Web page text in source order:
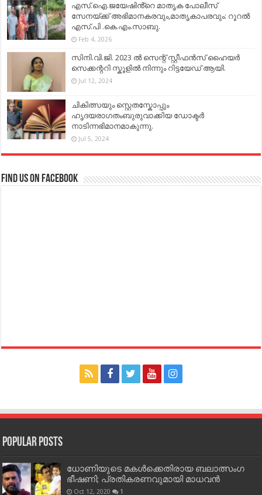
എസ്.ഐ.ജയേഷിൻ്റെ മാതൃക പോലീസ്
സേനയ്ക്ക് അഭിമാനകരവും,മാതൃകാപരവും: റൂറൽ
എസ്.പി .കെ.എം.സാബു.
Feb 4, 2026
സിനി.വി.ജി. 2023 ൽ സെന്റ് സ്റ്റീഫൻസ് ഹൈയർ
സെക്കന്ററി സ്കൂളിൽ നിന്നും റിട്ടയേഡ് ആയി.
Jul 12, 2024
ചികിത്സയും സ്റ്റെതസ്കോപ്പും
ഹൃദയരാഗതംബുരുവാക്കിയ ഡോക്ടർ
നാടിന്നഭിമാനമാകുന്നു.
Jul 5, 2024
Find us on Facebook
Popular Posts
ധോണിയുടെ മകള്‍ക്കെതിരായ ബലാത്സംഗ
ഭീഷണി; പ്രതികരണവുമായി മാധവന്‍
Oct 12, 2020 1